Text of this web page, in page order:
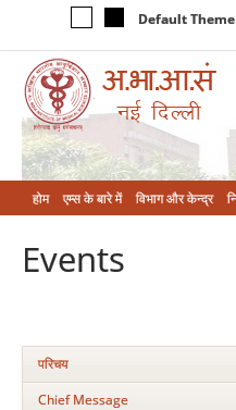
Default Theme
होम एम्‍स के बारे में विभाग और केन्‍द्र
Events
परिचय
Chief Message